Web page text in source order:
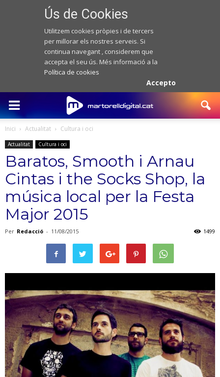
Ús de Cookies
Utilitzem cookies pròpies i de tercers
per millorar els nostres serveis. Si
continua navegant , considerem que
accepta el seu ús. Més informació a la
Política de cookies
Accepto
Inici Actualitat Cultura i oci
Actualitat Cultura i oci
Baratos, Smooth i Arnau
Cintas i the Socks Shop, la
música local per la Festa
Major 2015
Per Redacció - 11/08/2015 1499